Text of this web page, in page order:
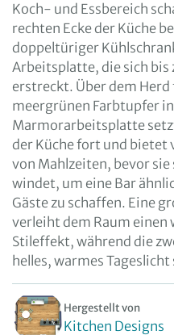
Koch- und Essbereich
rechten Ecke der Küche
doppeltüriger
Arbeitsplatte, die sich bis
erstreckt. Über dem Herd
meergrünen Farbtupfer
Marmorarbeitsplatte
der Küche fort und bietet
von Mahlzeiten, bevor
windet, um eine Bar
Gäste zu schaffen. Eine
verleiht dem Raum einen
Stileffekt, während die
helles, warmes Tageslicht
Hergestellt von
Kitchen Designs